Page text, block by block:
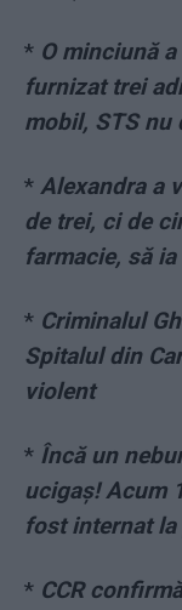
* O minciună
furnizat trei
mobil, STS nu
* Alexandra a
de trei, ci de
farmacie, să
* Criminalul
Spitalul din
violent
* Încă un
ucigaș! Acum
fost internat
* CCR